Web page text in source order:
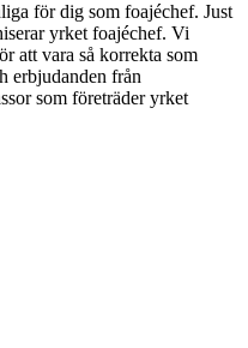
för dig som foajéchef. Just
yrket foajéchef. Vi
att vara så korrekta som
erbjudanden från
som företräder yrket